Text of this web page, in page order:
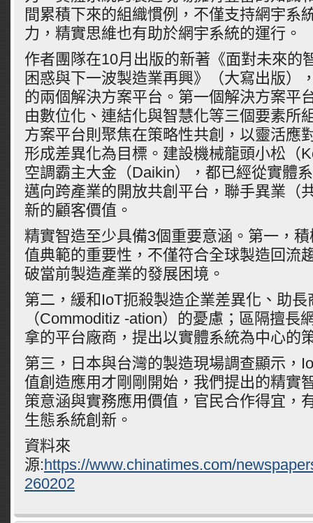
間累積下來的組織慣例，不僅支持網宇系
力，精實思維也有助於網宇系統的運行。
作者團隊在10月出版的新著《面對未來的
困惑與下一波製造業再興》（大寫出版）
的兩個解決方案平台。第一個解決方案平
由數位化、連結化與智慧化等三個要素所
方案平台則聚焦在策略性共創，以靈活應
形成差異化為目標。建設機械龍頭小松（
空調霸主大金（Daikin），都已經從實體
邁向跨產業的開放共創平台，聯手異業（
新的顧客價值。
精實智造至少具備3個重要意涵。第一，
值典範的重要性，不僅符合全球製造回流
破當前製造產業的發展困境。
第二，緩和IoT扼殺製造企業差異化、助長
（Commoditiz -ation）的憂慮；區隔擅長
拿的平台廠商，提出以實體系統為中心的
第三，日本與台灣的製造現場調查顯示，
值創造應用才剛剛開始，我們提出的精實
策意涵與實務應用價值，官民合作得宜，
生態系統創新。
資料來
源:https://www.chinatimes.com/
260202